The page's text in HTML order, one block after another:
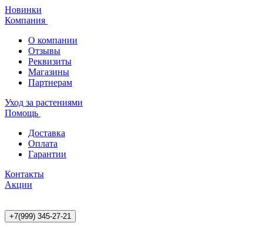
Новинки
Компания
О компании
Отзывы
Реквизиты
Магазины
Партнерам
Уход за растениями
Помощь
Доставка
Оплата
Гарантии
Контакты
Акции
+7(999) 345-27-21